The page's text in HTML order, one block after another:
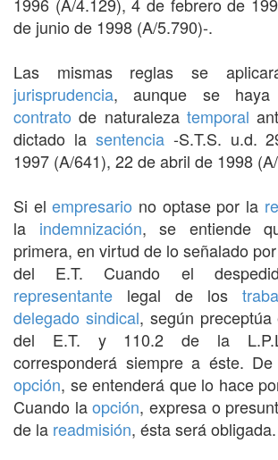
de junio de 1998 (A/5.790)-.
Las mismas reglas se
jurisprudencia, aunque se haya
contrato de naturaleza temporal
dictado la sentencia-S.T.S. u.d.
1997 (A/641), 22 de abril de 1998
Si elempresario no optase por la
la indemnización, se entiende
primera, en virtud de lo señalado
del E.T. Cuando el
representante legal de los
delegado sindical, según
del E.T. y 110.2 de la
corresponderá siempre a éste.
opción, se entenderá que lo hace
Cuando laopción, expresa o
de la readmisión, ésta será obligada.